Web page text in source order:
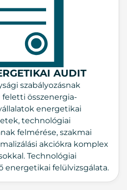
AUDIT
szabályozásnak
feletti összenergia-
energetikai
technológiai
felmérése, szakmai
akciókra komplex
Technológiai
energetikai felülvizsgálata.